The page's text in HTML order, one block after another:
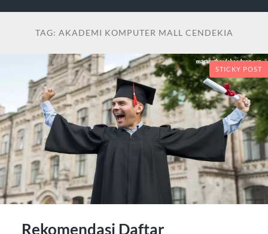
TAG: AKADEMI KOMPUTER MALL CENDEKIA
STICKY POST
Rekomendasi Daftar